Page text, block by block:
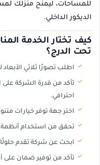
للمساحات، ليمنح منزلك
الديكور الداخلي.
كيف تختار الخدمة
تحت الدرج؟
اطلب تصورًا ثلاثي
تأكد من قدرة الشركة
احترافي.
اختر جهة توفر خيارات
تحقق من استخدام أنظمة
ابحث عن شركة تقدم حلولًا
تأكد من توفير ضمان على